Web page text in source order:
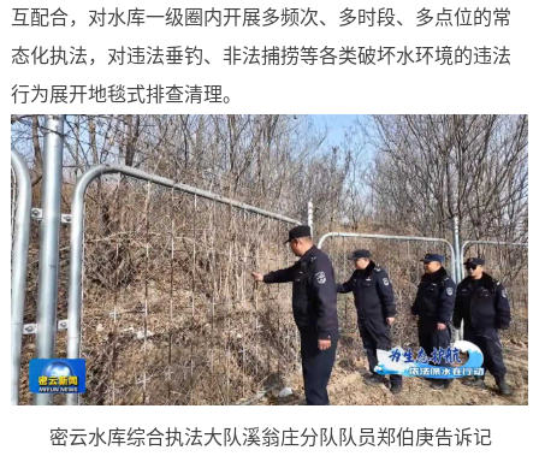
互配合，对水库一级圈内开展多频次、多时段、多点位的常
态化执法，对违法垂钓、非法捕捞等各类破坏水环境的违法
行为展开地毯式排查清理。
密云水库综合执法大队溪翁庄分队队员郑伯庚告诉记